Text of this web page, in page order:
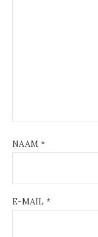
NAAM *
E-MAIL *